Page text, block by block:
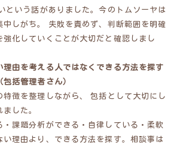
という話がありました。今のトムソーヤは
中しがち。 失敗を責めず、判断範囲を明確
強化していくことが大切だと確認しまし
理由を考える人ではなくできる方法を探す
括管理者さん）
特徴を整理しながら、 包括として大切にし
した。
・課題分析ができる・自律している・柔軟
い理由より、できる方法を探す。相談事は